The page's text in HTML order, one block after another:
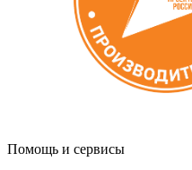
Помощь и сервисы